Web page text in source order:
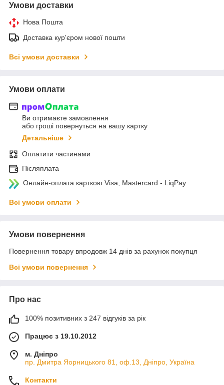
Умови доставки
Нова Пошта
Доставка кур'єром нової пошти
Всі умови доставки
Умови оплати
Ви отримаєте замовлення
або гроші повернуться на вашу картку
Детальніше
Оплатити частинами
Післяплата
Онлайн-оплата карткою Visa, Mastercard - LiqPay
Всі умови оплати
Умови повернення
Повернення товару впродовж 14 днів за рахунок покупця
Всі умови повернення
Про нас
100% позитивних з 247 відгуків за рік
Працює з 19.10.2012
м. Дніпро
пр. Дмитра Яорницького 81, оф.13, Дніпро, Україна
Контакти